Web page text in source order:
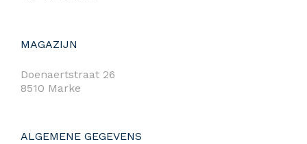
MAGAZIJN
Doenaertstraat 26
8510 Marke
ALGEMENE GEGEVENS